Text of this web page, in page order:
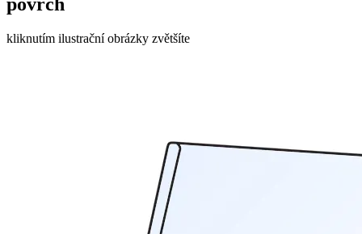
kliknutím ilustrační obrázky zvětšíte